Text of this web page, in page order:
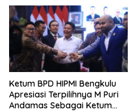
Ketum BPD HIPMI Bengkulu
Apresiasi Terpilihnya M Puri
Andamas Sebagai Ketum